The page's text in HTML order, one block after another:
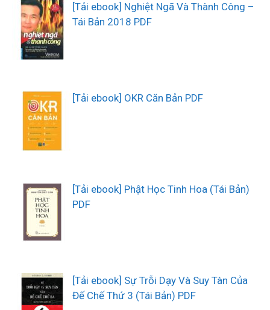
[Tải ebook] Nghiệt Ngã Và Thành Công –
Tái Bản 2018 PDF
[Tải ebook] OKR Căn Bản PDF
[Tải ebook] Phật Học Tinh Hoa (Tái Bản)
PDF
[Tải ebook] Sự Trỗi Dạy Và Suy Tàn Của
Đế Chế Thứ 3 (Tái Bản) PDF